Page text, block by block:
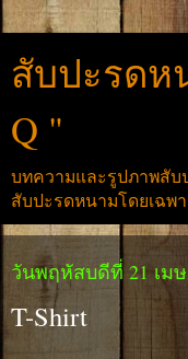
สับปะรดห
Q "
บทความและรูปภาพสับ
สับปะรดหนามโดยเฉพา
วันพฤหัสบดีที่ 21 เม
T-Shirt